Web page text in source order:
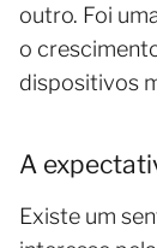
outro. Foi
o
dispositivos
A
Existe um